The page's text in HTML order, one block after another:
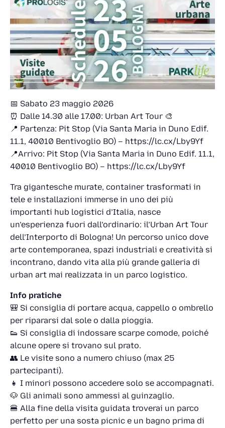
📅 Sabato 23 maggio 2026
⏰ Dalle 14.30 alle 17.00: Urban Art Tour 🎨
📍 Partenza: Pit Stop (Via Santa Maria in Duno Edif.
11.1, 40010 Bentivoglio BO) – https://lc.cx/Lby9Yf
📍Arrivo: Pit Stop (Via Santa Maria in Duno Edif. 11.1,
40010 Bentivoglio BO) – https://lc.cx/Lby9Yf
Tra gigantesche murate, container trasformati in
tele e installazioni immerse in uno dei più
importanti hub logistici d’Italia, nasce
un’esperienza fuori dall’ordinario: il’Urban Art Tour
dell’Interporto di Bologna! Un percorso unico dove
arte contemporanea, spazi industriali e creatività si
incontrano, dando vita alla più grande galleria di
urban art mai realizzata in un parco logistico.
Info pratiche
🎒 Si consiglia di portare acqua, cappello o ombrello
per ripararsi dal sole o dalla pioggia.
👟 Si consiglia di indossare scarpe comode, poiché
alcune opere si trovano sul prato.
👥 Le visite sono a numero chiuso (max 25
partecipanti).
👧 I minori possono accedere solo se accompagnati.
🐶 Gli animali sono ammessi al guinzaglio.
🍔 Alla fine della visita guidata troverai un parco
perfetto per una sosta picnic e un bagno prima di